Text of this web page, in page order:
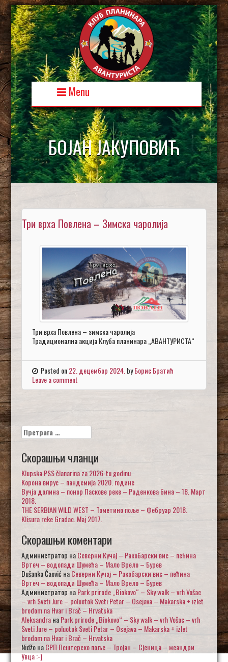
Skip
to
content
Menu
БОЈАН ЈАКУПОВИЋ
Три врха Повлена – Зимска чаролија
Три врха Повлена – зимска чаролија
Традиционална акција Клуба планинара „АВАНТУРИСТА“
Posted on22. децембар 2024. byБорис Братић
Leave a comment
Претрага
за:
Скорашњи чланци
Klupska PSS članarina za 2026-tu godinu
Корона вирус – пандемија 2020. године
Вучја долина – понор Паскове реке – Раденкова бина – 18. Март
2018.
THE SERBIAN WILD WEST – Тометино поље – Фебруар 2018.
Klisura reke Gradac. Maj 2017.
Скорашњи коментари
Администратор наСеверни Кучај – Ракобарски вис – пећина
Вртеч – водопади Шумећа – Мало Врело – Бурев
Dušanka ČaovićнаСеверни Кучај – Ракобарски вис – пећина
Вртеч – водопади Шумећа – Мало Врело – Бурев
Администратор наPark prirode „Biokovo“ – Sky walk – vrh Vošac
– vrh Sveti Jure – poluotok Sveti Petar – Osejava – Makarska + izlet
brodom na Hvar i Brač – Hrvatska
AleksandraнаPark prirode „Biokovo“ – Sky walk – vrh Vošac – vrh
Sveti Jure – poluotok Sveti Petar – Osejava – Makarska + izlet
brodom na Hvar i Brač – Hrvatska
NidžoнаСРП Пештерско поље – Тројан – Сјеница – меандри
Увца :-)